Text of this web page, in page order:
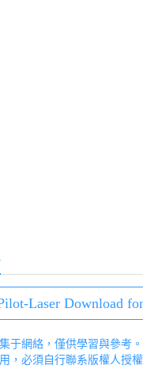
Laser Download
于網絡，僅供學習與參考
，必須自行聯系版權人授